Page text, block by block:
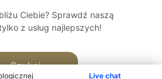
Live chat
Ciebie? Sprawdź naszą
z usług najlepszych!
Szukaj